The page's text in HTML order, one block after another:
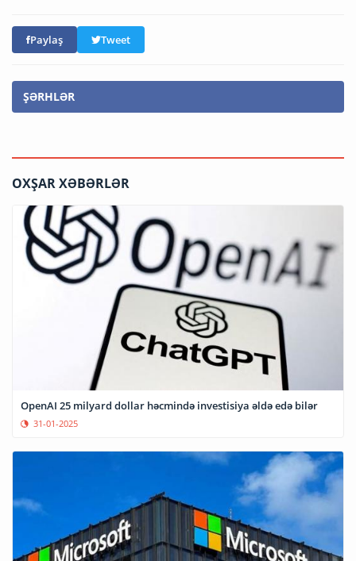
Paylaş Tweet
ŞƏRHLƏR
OXŞAR XƏBƏRLƏR
OpenAI 25 milyard dollar həcmində investisiya əldə edə bilər
31-01-2025